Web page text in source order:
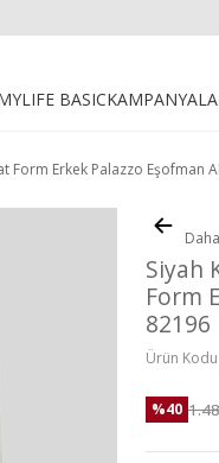
BASIC
Form Erkek Palazzo Eşofman
Siyah
Form
82196
Ürün Kodu
%40